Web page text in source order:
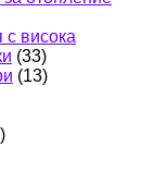
висока
(33)
(13)